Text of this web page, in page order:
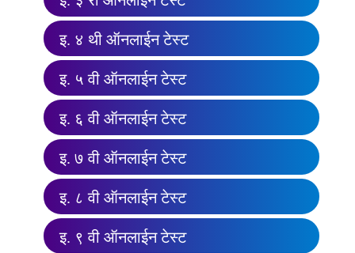
इ. ४ थी ऑनलाईन टेस्ट
इ. ५ वी ऑनलाईन टेस्ट
इ. ६ वी ऑनलाईन टेस्ट
इ. ७ वी ऑनलाईन टेस्ट
इ. ८ वी ऑनलाईन टेस्ट
इ. ९ वी ऑनलाईन टेस्ट